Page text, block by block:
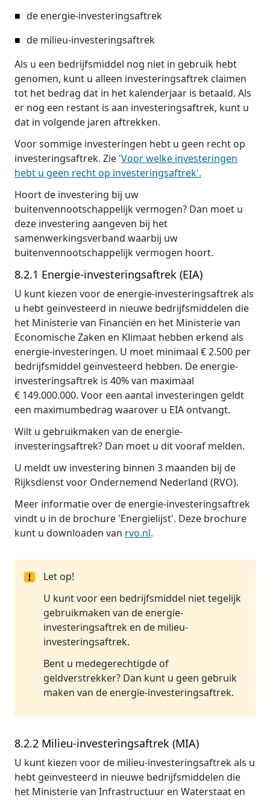
de energie-investeringsaftrek
de milieu-investeringsaftrek
Als u een bedrijfsmiddel nog niet in gebruik hebt
genomen, kunt u alleen investeringsaftrek claimen
tot het bedrag dat in het kalenderjaar is betaald. Als
er nog een restant is aan investeringsaftrek, kunt u
dat in volgende jaren aftrekken.
Voor sommige investeringen hebt u geen recht op
investeringsaftrek. Zie 'Voor welke investeringen
hebt u geen recht op investeringsaftrek'.
Hoort de investering bij uw
buitenvennootschappelijk vermogen? Dan moet u
deze investering aangeven bij het
samenwerkingsverband waarbij uw
buitenvennootschappelijk vermogen hoort.
8.2.1 Energie-investeringsaftrek (EIA)
U kunt kiezen voor de energie-investeringsaftrek als
u hebt geïnvesteerd in nieuwe bedrijfsmiddelen die
het Ministerie van Financiën en het Ministerie van
Economische Zaken en Klimaat hebben erkend als
energie-investeringen. U moet minimaal € 2.500 per
bedrijfsmiddel geïnvesteerd hebben. De energie-
investeringsaftrek is 40% van maximaal
€ 149.000.000. Voor een aantal investeringen geldt
een maximumbedrag waarover u EIA ontvangt.
Wilt u gebruikmaken van de energie-
investeringsaftrek? Dan moet u dit vooraf melden.
U meldt uw investering binnen 3 maanden bij de
Rijksdienst voor Ondernemend Nederland (RVO).
Meer informatie over de energie-investeringsaftrek
vindt u in de brochure 'Energielijst'. Deze brochure
kunt u downloaden van rvo.nl.
Let op!
U kunt voor een bedrijfsmiddel niet tegelijk
gebruikmaken van de energie-
investeringsaftrek en de milieu-
investeringsaftrek.
Bent u medegerechtigde of
geldverstrekker? Dan kunt u geen gebruik
maken van de energie-investeringsaftrek.
8.2.2 Milieu-investeringsaftrek (MIA)
U kunt kiezen voor de milieu-investeringsaftrek als u
hebt geïnvesteerd in nieuwe bedrijfsmiddelen die
het Ministerie van Infrastructuur en Waterstaat en